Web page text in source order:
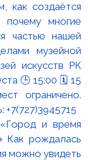
и время
рождалась
можно увидеть